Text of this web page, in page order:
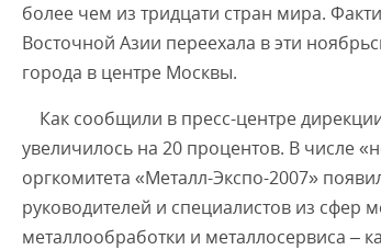
более чем из тридцати стран мира.
Восточной Азии переехала в эти
города в центре Москвы.
Как сообщили в пресс-центре
увеличилось на 20 процентов. В числе
оргкомитета «Металл-Экспо-2007»
руководителей и специалистов из сфер
металлообработки и металлосервиса –